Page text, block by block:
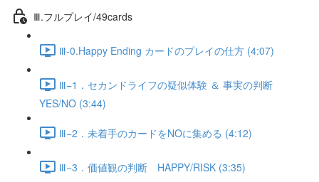
Ⅲ.フルプレイ/49cards
Ⅲ-0.Happy Ending カードのプレイの仕方 (4:07)
Ⅲ−1．セカンドライフの疑似体験 ＆ 事実の判断
YES/NO (3:44)
Ⅲ−2．未着手のカードをNOに集める (4:12)
Ⅲ−3．価値観の判断 HAPPY/RISK (3:35)